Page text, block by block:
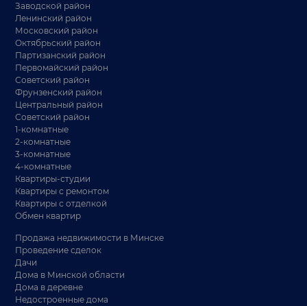
Заводской район
Ленинский район
Московский район
Октябрьский район
Партизанский район
Первомайский район
Советский район
Фрунзенский район
Центральный район
Советский район
1-комнатные
2-комнатные
3-комнатные
4-комнатные
Квартиры-студии
Квартиры с ремонтом
Квартиры с отделкой
Обмен квартир
Продажа недвижимости в Минске
Проведение сделок
Дачи
Дома в Минской области
Дома в деревне
Недостроенные дома